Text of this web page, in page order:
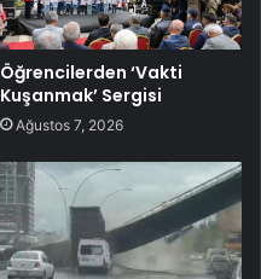
Öğrencilerden ‘Vakti
Kuşanmak’ Sergisi
Ağustos 7, 2026